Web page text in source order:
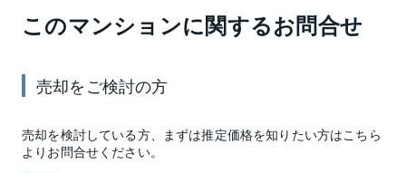
このマンションに関するお問合せ
売却をご検討の方
売却を検討している方、まずは推定価格を知りたい方はこちら
よりお問合せください。